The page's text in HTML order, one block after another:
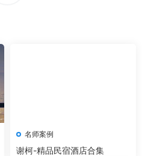
名师案例
谢柯-精品民宿酒店合集